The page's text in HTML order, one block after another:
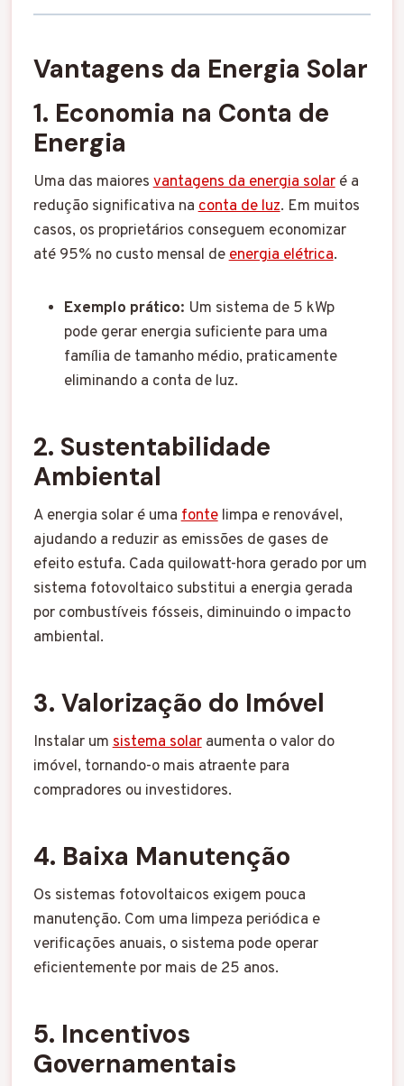
Vantagens da Energia Solar
1. Economia na Conta de
Energia
Uma das maioresvantagens da energia solaré a
redução significativa naconta de luz. Em muitos
casos, os proprietários conseguem economizar
até 95% no custo mensal deenergia elétrica.
Exemplo prático: Um sistema de 5 kWp
pode gerar energia suficiente para uma
família de tamanho médio, praticamente
eliminando a conta de luz.
2. Sustentabilidade
Ambiental
A energia solar é umafontelimpa e renovável,
ajudando a reduzir as emissões de gases de
efeito estufa. Cada quilowatt-hora gerado por um
sistema fotovoltaico substitui a energia gerada
por combustíveis fósseis, diminuindo o impacto
ambiental.
3. Valorização do Imóvel
Instalar umsistema solaraumenta o valor do
imóvel, tornando-o mais atraente para
compradores ou investidores.
4. Baixa Manutenção
Os sistemas fotovoltaicos exigem pouca
manutenção. Com uma limpeza periódica e
verificações anuais, o sistema pode operar
eficientemente por mais de 25 anos.
5. Incentivos
Governamentais